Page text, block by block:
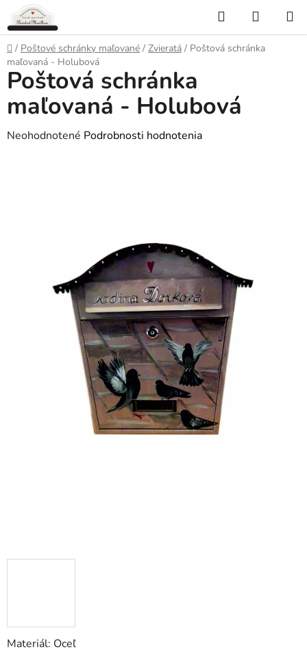
Prejsť
na
obsah
Hľadať
KOŠÍK
Domov
/ Poštové schránky maľované / Zvieratá / Poštová schránka
maľovaná - Holubová
Materiál: Oceľ
Poštová schránka
maľovaná - Holubová
Priemerné
Neohodnotené Podrobnosti hodnotenia